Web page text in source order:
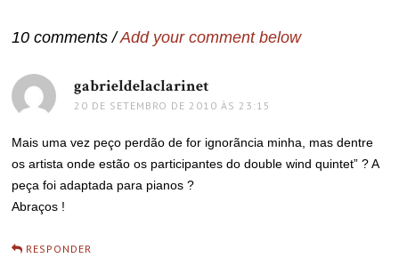
10 comments /Add your comment below
gabrieldelaclarinet
20 DE SETEMBRO DE 2010 ÀS 23:15
Mais uma vez peço perdão de for ignorãncia minha, mas dentre
os artista onde estão os participantes do double wind quintet” ? A
peça foi adaptada para pianos ?
Abraços !
RESPONDER